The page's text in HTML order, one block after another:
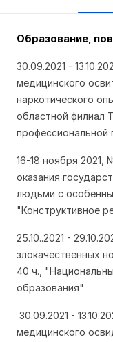
Образование,
30.09.2021 -
медицинского
наркотического
областной филиал
профессиональной
16-18 ноября 2021,
оказания
людьми с
"Конструктивное
25.10..2021 -
злокачественных
40 ч.,
образования"
30.09.2021 -
медицинского